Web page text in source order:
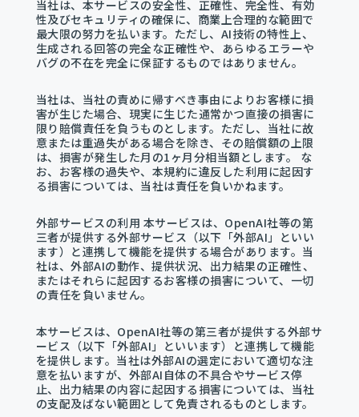
当社は、本サービスの安全性、正確性、完全性、有効
性及びセキュリティの確保に、商業上合理的な範囲で
最大限の努力を払います。ただし、AI技術の特性上、
生成される回答の完全な正確性や、あらゆるエラーや
バグの不在を完全に保証するものではありません。
当社は、当社の責めに帰すべき事由によりお客様に損
害が生じた場合、現実に生じた通常かつ直接の損害に
限り賠償責任を負うものとします。ただし、当社に故
意または重過失がある場合を除き、その賠償額の上限
は、損害が発生した月の1ヶ月分相当額とします。 な
お、お客様の過失や、本規約に違反した利用に起因す
る損害については、当社は責任を負いかねます。
外部サービスの利用 本サービスは、OpenAI社等の第
三者が提供する外部サービス（以下「外部AI」といい
ます）と連携して機能を提供する場合があります。当
社は、外部AIの動作、提供状況、出力結果の正確性、
またはそれらに起因するお客様の損害について、一切
の責任を負いません。
本サービスは、OpenAI社等の第三者が提供する外部サ
ービス（以下「外部AI」といいます）と連携して機能
を提供します。当社は外部AIの選定において適切な注
意を払いますが、外部AI自体の不具合やサービス停
止、出力結果の内容に起因する損害については、当社
の支配及ばない範囲として免責されるものとします。